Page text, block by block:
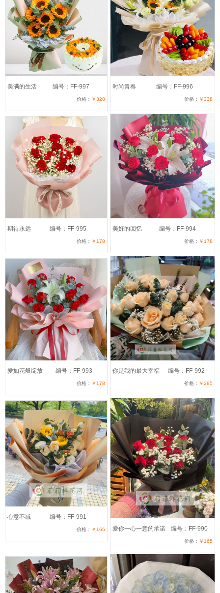
美满的生活 编号：FF-997
价格： ￥328
时尚青春 编号：FF-996
价格： ￥338
期待永远 编号：FF-995
价格： ￥178
美好的回忆 编号：FF-994
价格： ￥178
爱如花般绽放 编号：FF-993
价格： ￥178
你是我的最大幸福 编号：FF-992
价格： ￥285
心意不减 编号：FF-991
价格： ￥165 爱你一心一意的承诺 编号：FF-990
价格： ￥165